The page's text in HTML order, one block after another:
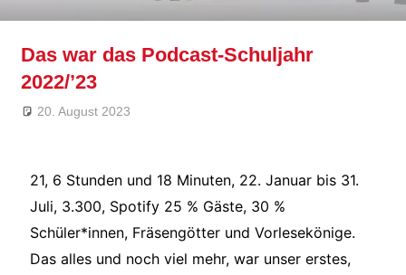
Das war das Podcast-Schuljahr
2022/’23
20. August 2023
21, 6 Stunden und 18 Minuten, 22. Januar bis 31.
Juli, 3.300, Spotify 25 % Gäste, 30 %
Schüler*innen, Fräsengötter und Vorlesekönige.
Das alles und noch viel mehr, war unser erstes,